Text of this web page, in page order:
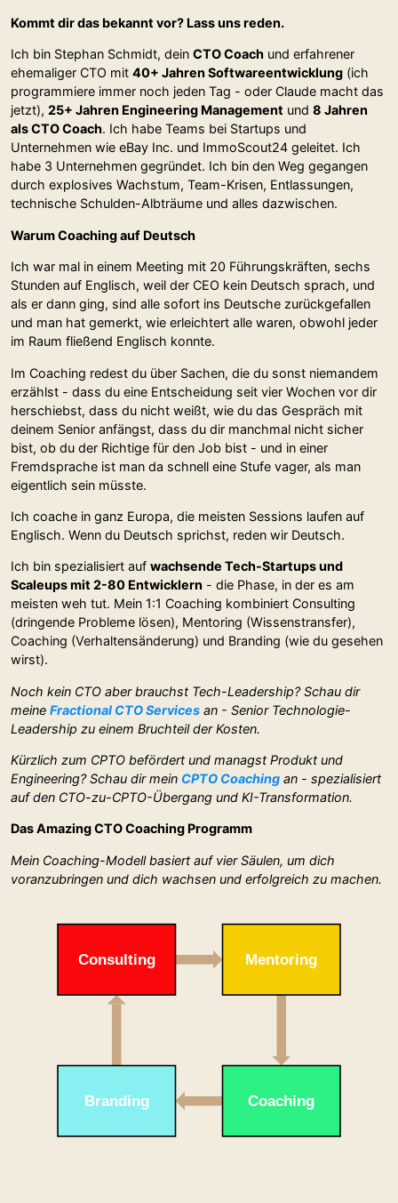
Kommt dir das bekannt vor? Lass uns reden.
Ich bin Stephan Schmidt, dein CTO Coach und erfahrener
ehemaliger CTO mit 40+ Jahren Softwareentwicklung (ich
programmiere immer noch jeden Tag - oder Claude macht das
jetzt), 25+ Jahren Engineering Management und 8 Jahren
als CTO Coach. Ich habe Teams bei Startups und
Unternehmen wie eBay Inc. und ImmoScout24 geleitet. Ich
habe 3 Unternehmen gegründet. Ich bin den Weg gegangen
durch explosives Wachstum, Team-Krisen, Entlassungen,
technische Schulden-Albträume und alles dazwischen.
Warum Coaching auf Deutsch
Ich war mal in einem Meeting mit 20 Führungskräften, sechs
Stunden auf Englisch, weil der CEO kein Deutsch sprach, und
als er dann ging, sind alle sofort ins Deutsche zurückgefallen
und man hat gemerkt, wie erleichtert alle waren, obwohl jeder
im Raum fließend Englisch konnte.
Im Coaching redest du über Sachen, die du sonst niemandem
erzählst - dass du eine Entscheidung seit vier Wochen vor dir
herschiebst, dass du nicht weißt, wie du das Gespräch mit
deinem Senior anfängst, dass du dir manchmal nicht sicher
bist, ob du der Richtige für den Job bist - und in einer
Fremdsprache ist man da schnell eine Stufe vager, als man
eigentlich sein müsste.
Ich coache in ganz Europa, die meisten Sessions laufen auf
Englisch. Wenn du Deutsch sprichst, reden wir Deutsch.
Ich bin spezialisiert auf wachsende Tech-Startups und
Scaleups mit 2-80 Entwicklern - die Phase, in der es am
meisten weh tut. Mein 1:1 Coaching kombiniert Consulting
(dringende Probleme lösen), Mentoring (Wissenstransfer),
Coaching (Verhaltensänderung) und Branding (wie du gesehen
wirst).
Noch kein CTO aber brauchst Tech-Leadership? Schau dir
meine Fractional CTO Services an - Senior Technologie-
Leadership zu einem Bruchteil der Kosten.
Kürzlich zum CPTO befördert und managst Produkt und
Engineering? Schau dir mein CPTO Coaching an - spezialisiert
auf den CTO-zu-CPTO-Übergang und KI-Transformation.
Das Amazing CTO Coaching Programm
Mein Coaching-Modell basiert auf vier Säulen, um dich
voranzubringen und dich wachsen und erfolgreich zu machen.
Consulting Mentoring
Branding Coaching